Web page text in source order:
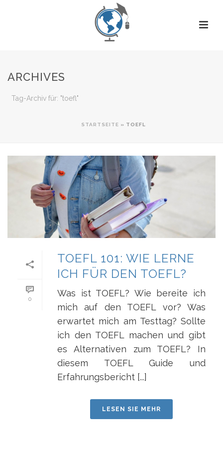
ARCHIVES
Tag-Archiv für: "toefl"
STARTSEITE » TOEFL
0
TOEFL 101: WIE LERNE
ICH FÜR DEN TOEFL?
Was ist TOEFL? Wie bereite ich
mich auf den TOEFL vor? Was
erwartet mich am Testtag? Sollte
ich den TOEFL machen und gibt
es Alternativen zum TOEFL? In
diesem TOEFL Guide und
Erfahrungsbericht [...]
LESEN SIE MEHR